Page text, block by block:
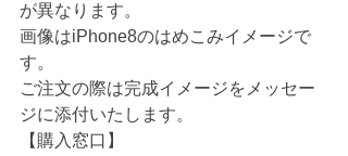
が異なります。
画像はiPhone8のはめこみイメージで
す。
ご注文の際は完成イメージをメッセー
ジに添付いたします。
【購入窓口】